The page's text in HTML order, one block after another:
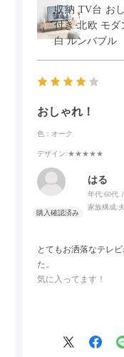
の後ろ側を通ること
上げられているデザ
ても美しく、空間の印
わが家のホテルライ
また、カウチのよう
だったので、それが
かせるため、普段は
ールとして使えるなど
収納 TV台 お
付き 北欧 モダ
白 ルンバブル
おしゃれ！
色：オーク
デザイン:★★★★★
はる
年代:60代
家族構成:
とてもお洒落なテレ
た。
気に入ってます！
Blu-rayレコーダーを
なので星4つにします